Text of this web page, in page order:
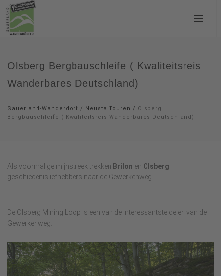
Olsberg Bergbauschleife ( Kwaliteitsreis
Wanderbares Deutschland)
Sauerland-Wanderdorf / Neusta Touren / Olsberg
Bergbauschleife ( Kwaliteitsreis Wanderbares Deutschland)
Als voormalige mijnstreek trekken Brilon en Olsberg
geschiedenisliefhebbers naar de Gewerkenweg.
De Olsberg Mining Loop is een van de interessantste delen van de
Gewerkenweg.